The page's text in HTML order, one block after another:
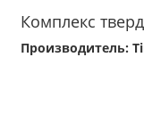
Комплекс
Производитель: